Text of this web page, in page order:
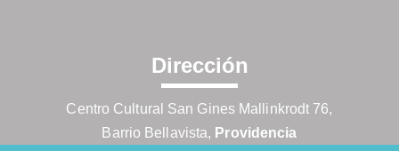
Dirección
Centro Cultural San Gines Mallinkrodt 76,
Barrio Bellavista, Providencia